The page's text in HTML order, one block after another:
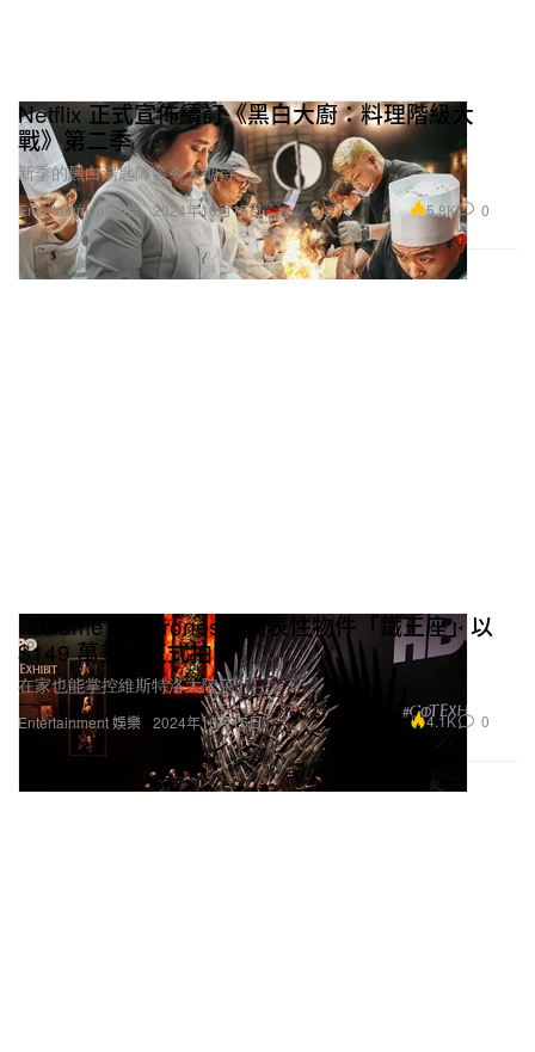
Entertainment 娛樂
Netflix 正式宣佈續訂《黑白大廚：料理階級大
戰》第二季
新季的黑白湯匙陣容令人期待。
2024年10月15日 5.8K 0
Entertainment 娛樂
《Game of Thrones》代表性物件「鐵王座」以
$149 萬美元正式拍賣
在家也能掌控維斯特洛大陸了。
2024年10月15日 4.1K 0